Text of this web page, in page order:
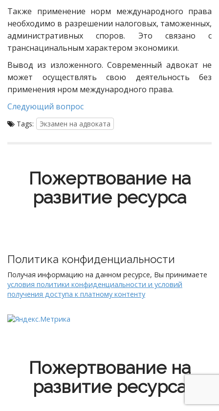
Также применение норм международного права
необходимо в разрешении налоговых, таможенных,
административных споров. Это связано с
транснацинальным характером экономики.
Вывод из изложенного. Современный адвокат не
может осуществлять свою деятельность без
применения нром международного права.
Следующий вопрос
Tags: Экзамен на адвоката
Пожертвование на
развитие ресурса
Политика конфиденциальности
Получая информацию на данном ресурсе, Вы принимаете
условия политики конфиденциальности и условий
получения доступа к платному контенту
Пожертвование на
развитие ресурса